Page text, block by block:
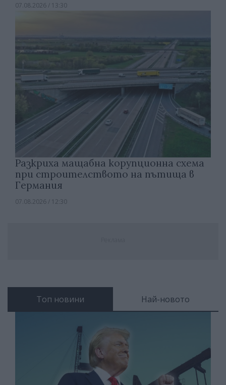
07.08.2026 / 13:30
Разкриха мащабна корупционна схема
при строителството на пътища в
Германия
07.08.2026 / 12:30
Топ новини Най-новото